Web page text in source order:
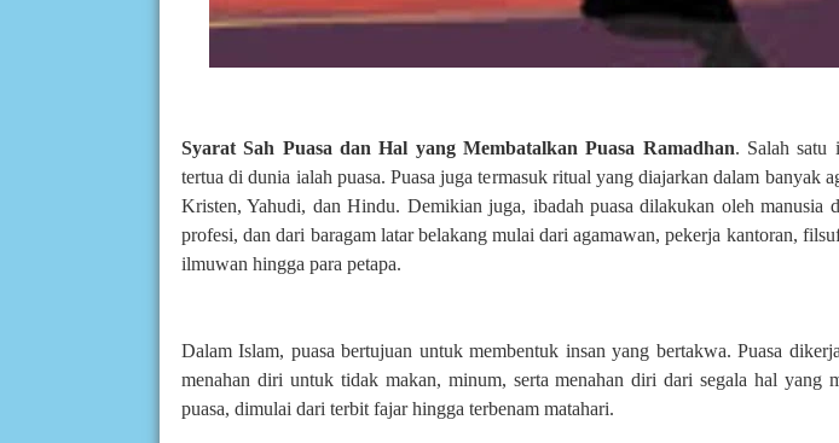
Syarat Sah Puasa dan Hal yang Membatalkan Puasa Ramadhan. Salah satu
tertua di dunia ialah puasa. Puasa juga termasuk ritual yang diajarkan dalam banyak
Kristen, Yahudi, dan Hindu. Demikian juga, ibadah puasa dilakukan oleh manusia
profesi, dan dari baragam latar belakang mulai dari agamawan, pekerja kantoran,
ilmuwan hingga para petapa.
Dalam Islam, puasa bertujuan untuk membentuk insan yang bertakwa. Puasa
menahan diri untuk tidak makan, minum, serta menahan diri dari segala hal yang
puasa, dimulai dari terbit fajar hingga terbenam matahari.